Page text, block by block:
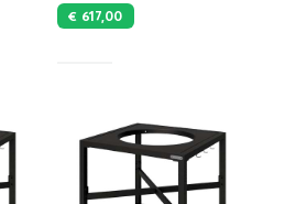
€ 617,00